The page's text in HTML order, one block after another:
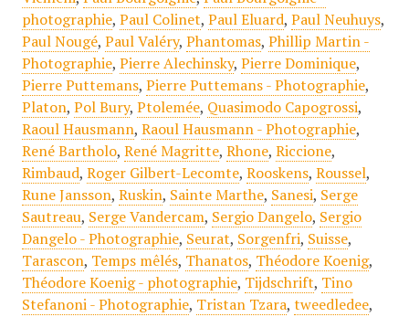
photographie, Paul Colinet, Paul Eluard, Paul Neuhuys,
Paul Nougé, Paul Valéry, Phantomas, Phillip Martin -
Photographie, Pierre Alechinsky, Pierre Dominique,
Pierre Puttemans, Pierre Puttemans - Photographie,
Platon, Pol Bury, Ptolemée, Quasimodo Capogrossi,
Raoul Hausmann, Raoul Hausmann - Photographie,
René Bartholo, René Magritte, Rhone, Riccione,
Rimbaud, Roger Gilbert-Lecomte, Rooskens, Roussel,
Rune Jansson, Ruskin, Sainte Marthe, Sanesi, Serge
Sautreau, Serge Vandercam, Sergio Dangelo, Sergio
Dangelo - Photographie, Seurat, Sorgenfri, Suisse,
Tarascon, Temps mêlés, Thanatos, Théodore Koenig,
Théodore Koenig - photographie, Tijdschrift, Tino
Stefanoni - Photographie, Tristan Tzara, tweedledee,